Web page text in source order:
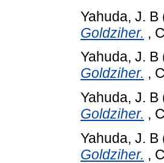
Yahuda, J. B
Goldziher. ,
Yahuda, J. B
Goldziher. ,
Yahuda, J. B
Goldziher. ,
Yahuda, J. B
Goldziher. ,